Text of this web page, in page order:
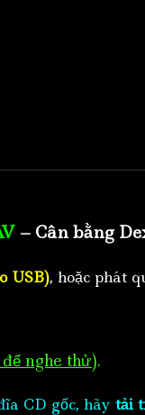
– Cân bằng
USB), hoặc phát
nghe thử).
CD gốc, hãy tải